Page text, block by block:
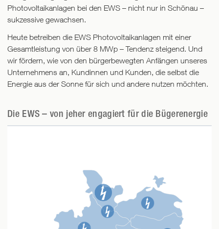
Photovoltaikanlagen bei den EWS – nicht nur in Schönau –
sukzessive gewachsen.
Heute betreiben die EWS Photovoltaikanlagen mit einer
Gesamtleistung von über 8 MWp – Tendenz steigend. Und
wir fördern, wie von den bürgerbewegten Anfängen unseres
Unternehmens an, Kundinnen und Kunden, die selbst die
Energie aus der Sonne für sich und andere nutzen möchten.
Die EWS – von jeher engagiert für die Bügerenergie
Eine
größere